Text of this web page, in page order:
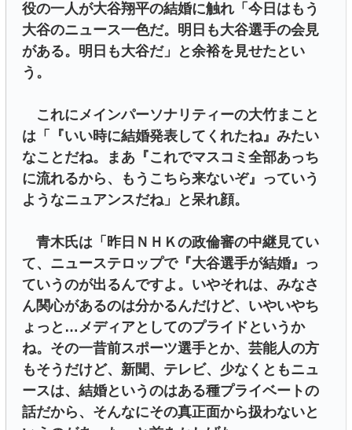
役の一人が大谷翔平の結婚に触れ「今日はもう
大谷のニュース一色だ。明日も大谷選手の会見
がある。明日も大谷だ」と余裕を見せたとい
う。
これにメインパーソナリティーの大竹まこと
は「『いい時に結婚発表してくれたね』みたい
なことだね。まあ『これでマスコミ全部あっち
に流れるから、もうこちら来ないぞ』っていう
ようなニュアンスだね」と呆れ顔。
青木氏は「昨日ＮＨＫの政倫審の中継見てい
て、ニューステロップで『大谷選手が結婚』っ
ていうのが出るんですよ。いやそれは、みなさ
ん関心があるのは分かるんだけど、いやいやち
ょっと…メディアとしてのプライドというか
ね。その一昔前スポーツ選手とか、芸能人の方
もそうだけど、新聞、テレビ、少なくともニュ
ースは、結婚というのはある種プライベートの
話だから、そんなにその真正面から扱わないと